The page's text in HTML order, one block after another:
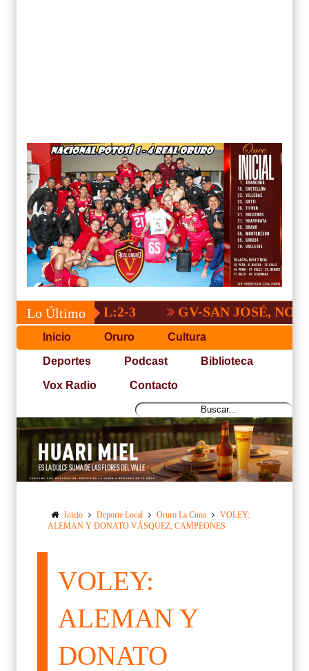
Lo Último GV-SAN JOSÉ, NO PUDO
Inicio Oruro Cultura
Deportes Podcast Biblioteca
Vox Radio Contacto
Inicio Deporte Local Oruro La Cuna
VOLEY:
ALEMAN Y DONATO VÁSQUEZ, CAMPEONES
VOLEY:
ALEMAN Y
DONATO